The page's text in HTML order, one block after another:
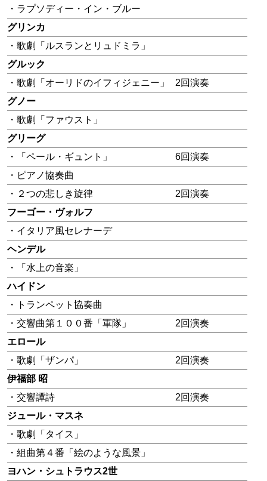
・ラプソディー・イン・ブルー
グリンカ
・歌劇「ルスランとリュドミラ」
グルック
・歌劇「オーリドのイフィジェニー」
2回演奏
グノー
・歌劇「ファウスト」
グリーグ
・「ペール・ギュント」
6回演奏
・ピアノ協奏曲
・２つの悲しき旋律
2回演奏
フーゴー・ヴォルフ
・イタリア風セレナーデ
ヘンデル
・「水上の音楽」
ハイドン
・トランペット協奏曲
・交響曲第１００番「軍隊」
2回演奏
エロール
・歌劇「ザンパ」
2回演奏
伊福部 昭
・交響譚詩
2回演奏
ジュール・マスネ
・歌劇「タイス」
・組曲第４番「絵のような風景」
ヨハン・シュトラウス2世